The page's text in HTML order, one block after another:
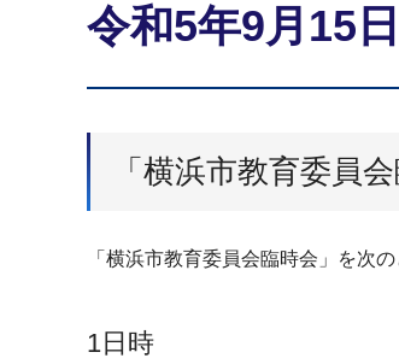
令和5年9月15
「横浜市教育委員
「横浜市教育委員会臨時会」を次
1日時